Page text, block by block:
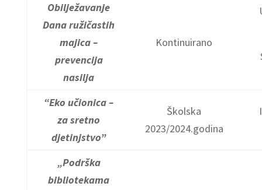
Obilježavanje
Dana ružičastih
majica –
prevencija
nasilja
Kontinuirano
“Eko učionica –
za sretno
djetinjstvo”
Školska
2023/2024.godina
„Podrška
bibliotekama